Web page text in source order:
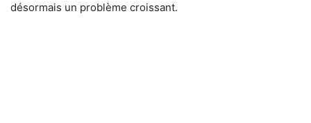
désormais un problème croissant.